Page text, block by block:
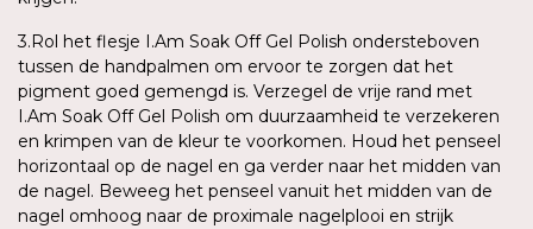
3.Rol het flesje I.Am Soak Off Gel Polish ondersteboven
tussen de handpalmen om ervoor te zorgen dat het
pigment goed gemengd is. Verzegel de vrije rand met
I.Am Soak Off Gel Polish om duurzaamheid te verzekeren
en krimpen van de kleur te voorkomen. Houd het penseel
horizontaal op de nagel en ga verder naar het midden van
de nagel. Beweeg het penseel vanuit het midden van de
nagel omhoog naar de proximale nagelplooi en strijk